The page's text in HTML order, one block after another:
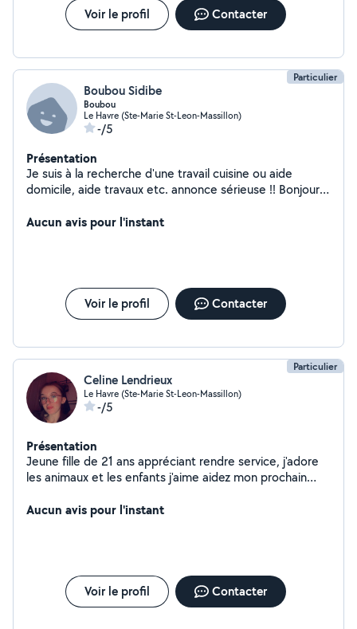
Voir le profil Contacter
Particulier
Boubou Sidibe
Boubou
Le Havre (Ste-Marie St-Leon-Massillon)
-/5
Présentation
Je suis à la recherche d'une travail cuisine ou aide
domicile, aide travaux etc. annonce sérieuse !! Bonjour,
suivants dans lesquels j'ai déjà une certaine expérience :
Aucun avis pour l'instant
Voir le profil Contacter
Particulier
Celine Lendrieux
Le Havre (Ste-Marie St-Leon-Massillon)
-/5
Présentation
Jeune fille de 21 ans appréciant rendre service, j'adore
les animaux et les enfants j'aime aidez mon prochain
Aucun avis pour l'instant
Voir le profil Contacter